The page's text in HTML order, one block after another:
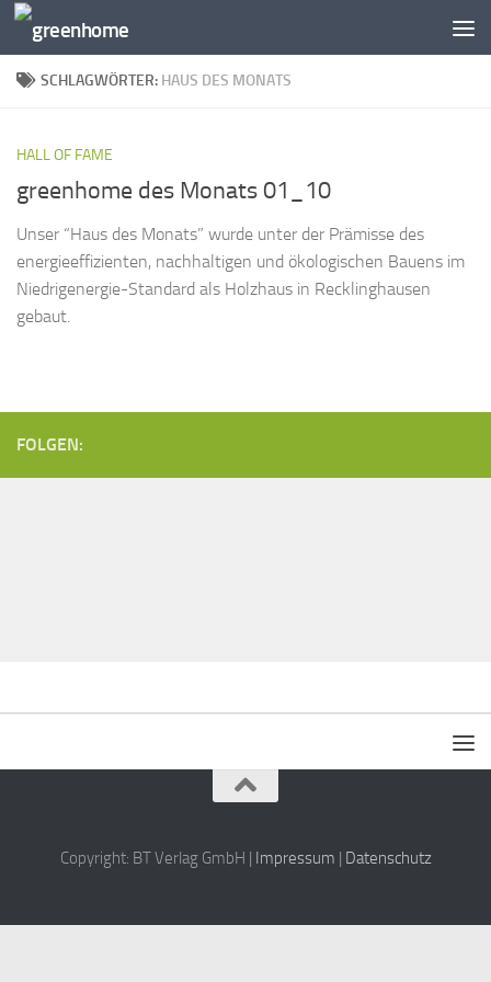
Zum Inhalt springen
SCHLAGWÖRTER: HAUS DES MONATS
HALL OF FAME
greenhome des Monats 01_10
Unser “Haus des Monats” wurde unter der Prämisse des
energieeffizienten, nachhaltigen und ökologischen Bauens im
Niedrigenergie-Standard als Holzhaus in Recklinghausen
gebaut.
FOLGEN:
Copyright: BT Verlag GmbH | Impressum | Datenschutz